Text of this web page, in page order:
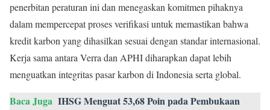
penerbitan peraturan ini dan menegaskan komitmen pihaknya
dalam mempercepat proses verifikasi untuk memastikan bahwa
kredit karbon yang dihasilkan sesuai dengan standar internasional.
Kerja sama antara Verra dan APHI diharapkan dapat lebih
menguatkan integritas pasar karbon di Indonesia serta global.
Baca Juga IHSG Menguat 53,68 Poin pada Pembukaan